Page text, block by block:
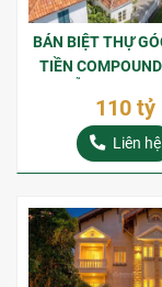
BÁN BIỆT THỰ
TIỀN
ĐẤT NỞ HẬU
TẠI TRÁI TIM
110 tỷ
Liên hệ